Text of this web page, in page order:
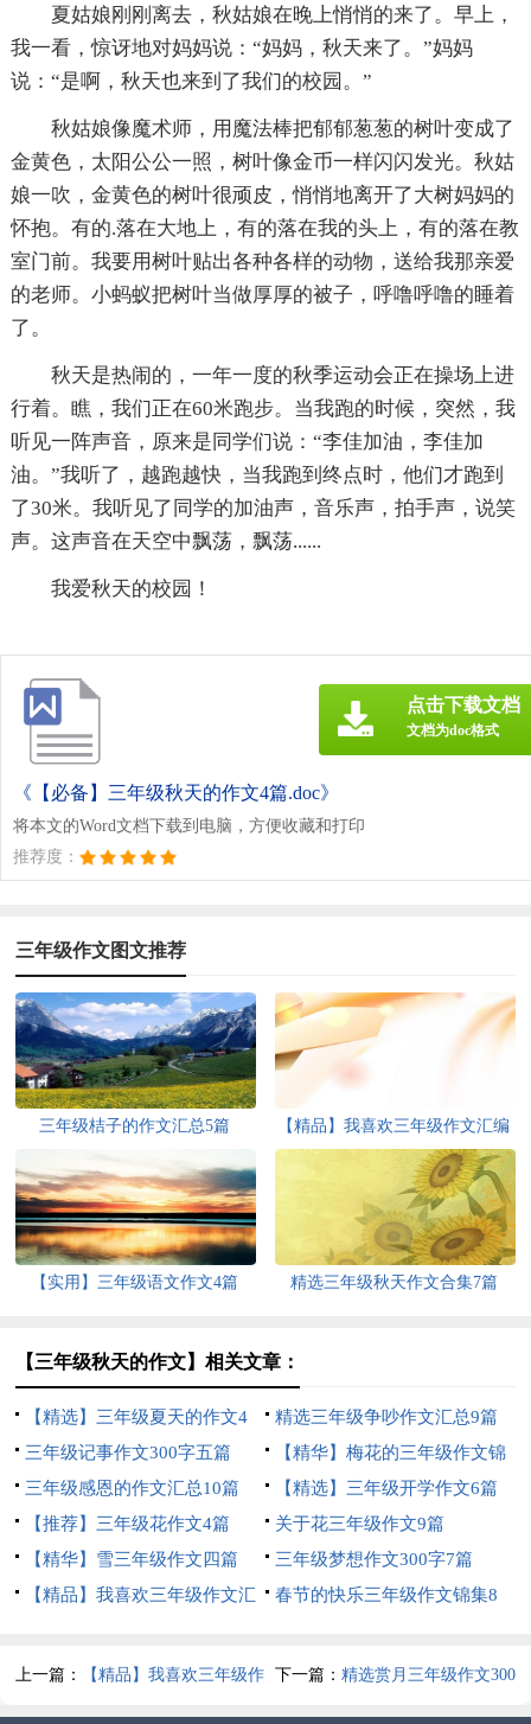
夏姑娘刚刚离去，秋姑娘在晚上悄悄的来了。早上，
我一看，惊讶地对妈妈说：“妈妈，秋天来了。”妈妈
说：“是啊，秋天也来到了我们的校园。”
秋姑娘像魔术师，用魔法棒把郁郁葱葱的树叶变成了
金黄色，太阳公公一照，树叶像金币一样闪闪发光。秋姑
娘一吹，金黄色的树叶很顽皮，悄悄地离开了大树妈妈的
怀抱。有的.落在大地上，有的落在我的头上，有的落在教
室门前。我要用树叶贴出各种各样的动物，送给我那亲爱
的老师。小蚂蚁把树叶当做厚厚的被子，呼噜呼噜的睡着
了。
秋天是热闹的，一年一度的秋季运动会正在操场上进
行着。瞧，我们正在60米跑步。当我跑的时候，突然，我
听见一阵声音，原来是同学们说：“李佳加油，李佳加
油。”我听了，越跑越快，当我跑到终点时，他们才跑到
了30米。我听见了同学的加油声，音乐声，拍手声，说笑
声。这声音在天空中飘荡，飘荡......
我爱秋天的校园！
《【必备】三年级秋天的作文4篇.doc》
将本文的Word文档下载到电脑，方便收藏和打印
推荐度：
点击下载文档
文档为doc格式
三年级作文图文推荐
三年级桔子的作文汇总5篇
【精品】我喜欢三年级作文汇编
【实用】三年级语文作文4篇 精选三年级秋天作文合集7篇
【三年级秋天的作文】相关文章：
【精选】三年级夏天的作文4
篇
精选三年级争吵作文汇总9篇
三年级记事作文300字五篇
【精华】梅花的三年级作文锦
集六篇
三年级感恩的作文汇总10篇
【精选】三年级开学作文6篇
【推荐】三年级花作文4篇
关于花三年级作文9篇
【精华】雪三年级作文四篇
三年级梦想作文300字7篇
【精品】我喜欢三年级作文汇
春节的快乐三年级作文锦集8
上一篇： 【精品】我喜欢三年级作
文300字四篇
下一篇： 精选赏月三年级作文300
字汇总5篇